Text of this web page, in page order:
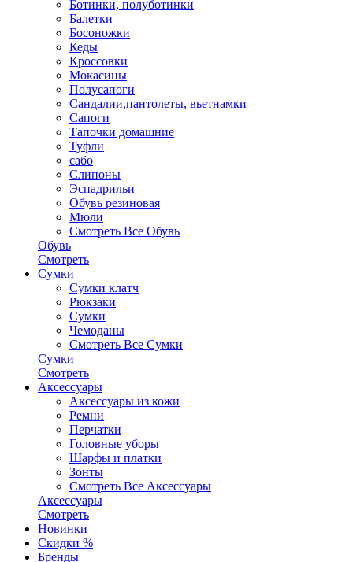
Ботинки, полуботинки
Балетки
Босоножки
Кеды
Кроссовки
Мокасины
Полусапоги
Сандалии,пантолеты, вьетнамки
Сапоги
Тапочки домашние
Туфли
сабо
Слипоны
Эспадрильи
Обувь резиновая
Мюли
Смотреть Все Обувь
Обувь
Смотреть
Сумки
Сумки клатч
Рюкзаки
Сумки
Чемоданы
Смотреть Все Сумки
Сумки
Смотреть
Аксессуары
Аксессуары из кожи
Ремни
Перчатки
Головные уборы
Шарфы и платки
Зонты
Смотреть Все Аксессуары
Аксессуары
Смотреть
Новинки
Скидки %
Бренды